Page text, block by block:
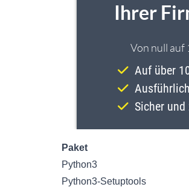
Paket
Python3
Python3-Setuptools